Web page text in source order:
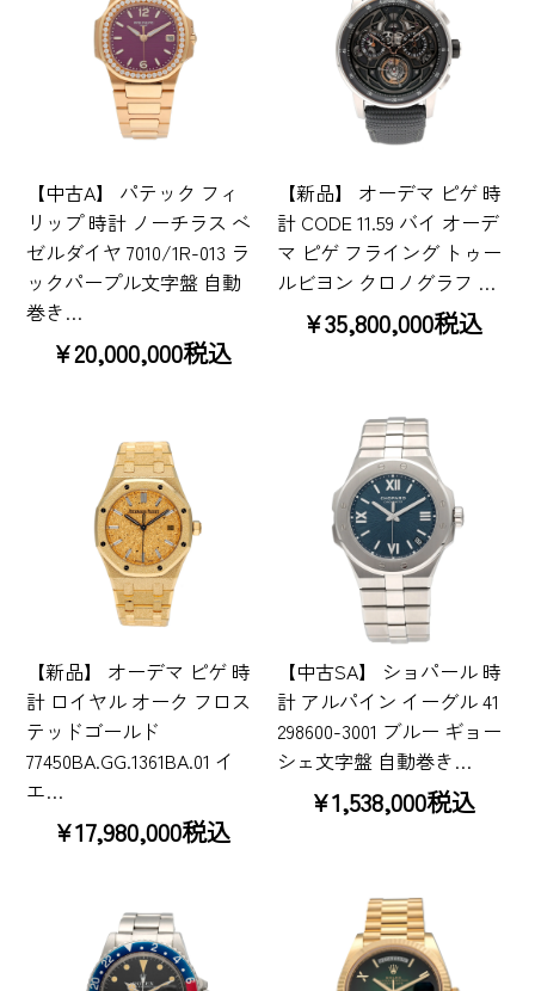
【中古A】 パテック フィ
リップ 時計 ノーチラス ベ
ゼルダイヤ 7010/1R-013 ラ
ックパープル文字盤 自動
巻き…
¥20,000,000税込
【新品】 オーデマ ピゲ 時
計 CODE 11.59 バイ オーデ
マ ピゲ フライング トゥー
ルビヨン クロノグラフ …
¥35,800,000税込
【新品】 オーデマ ピゲ 時
計 ロイヤル オーク フロス
テッドゴールド
77450BA.GG.1361BA.01 イ
エ…
¥17,980,000税込
【中古SA】 ショパール 時
計 アルパイン イーグル 41
298600-3001 ブルー ギョー
シェ文字盤 自動巻き…
¥1,538,000税込